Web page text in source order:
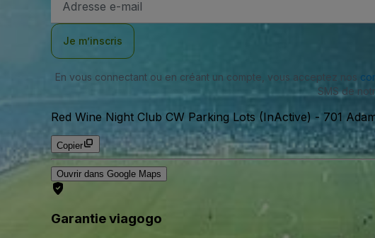
e-
Je m’inscris
En vous connectant ou en créant un compte, vous acceptez nos
SMS de
Red Wine Night Club CW Parking Lots (InActive)- 701
Copier
Ouvrir dans Google Maps
Garantie viagogo